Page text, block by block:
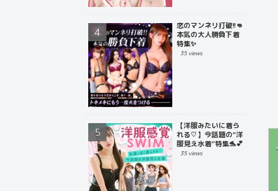
恋のマンネリ打破!!👊
本気の大人勝負下着
特集✨
35 views
【洋服みたいに着ら
れる♡】今話題の“洋
服見え水着”特集🐬💕
35 views